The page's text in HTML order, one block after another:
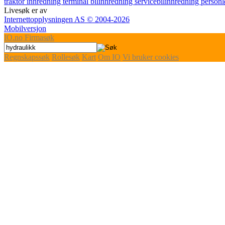
Livesøk er av
Internettopplysningen AS © 2004-2026
Mobilversjon
IO.no Firmasøk
Regnskapssøk Rollesøk Kart Om IO Vi bruker cookies